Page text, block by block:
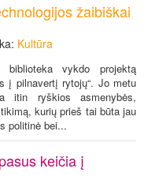
žaibiškai
Kultūra
biblioteka vykdo projektą
į pilnavertį rytojų“. Jo metu
itin ryškios asmenybės,
kurių prieš tai būta jau
politinė bei...
keičia į